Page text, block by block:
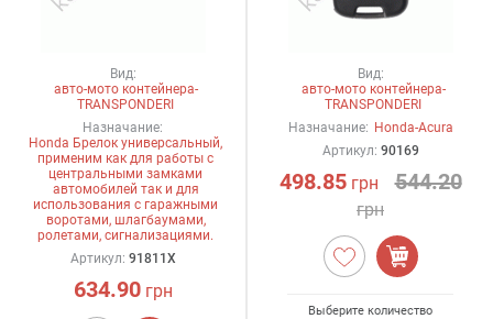
Вид:
авто-мото контейнера-
TRANSPONDERI
Назначание:
Honda Брелок универсальный,
применим как для работы с
центральными замками
автомобилей так и для
использования с гаражными
воротами, шлагбаумами,
ролетами, сигнализациями.
Артикул: 91811X
634.90грн
Вид:
авто-мото контейнера-
TRANSPONDERI
Назначание: Honda-Acura
Артикул: 90169
498.85грн 544.20
грн
Выберите количество